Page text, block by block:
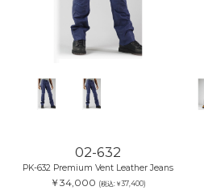
02-632
PK-632 Premium Vent Leather Jeans
￥34,000 (税込:￥37,400)